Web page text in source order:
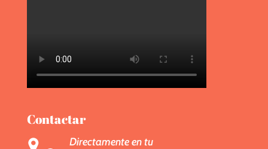
Contactar
Directamente en tu